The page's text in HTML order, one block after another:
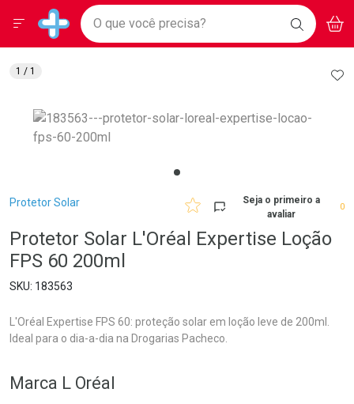
Drogarias Pacheco
Baixe nosso APP e aproveite Ofertas Exclusivas!
BAIXE
O APP
Ir direto para a home
pela página
Ir direto para o conteúdo
Ir direto para a busca
Ir direto para a conta
Ir direto para a notificações
Ir direto para o carrinho
Ir direto para o menu
Faça a sua busca
O que você precisa? BUSCAR
Menu
Breadcrumb
Protetor Solar
Seja o primeiro a
avaliar
0
Protetor Solar L'Oréal Expertise Loção
FPS 60 200ml
183563
L'Oréal Expertise FPS 60: proteção solar em loção leve de 200ml.
Ideal para o dia-a-dia na Drogarias Pacheco.
1 / 1
Marca L Oréal